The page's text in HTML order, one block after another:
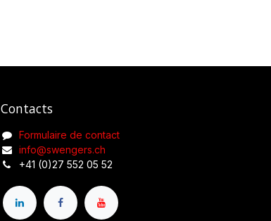
Contacts
Formulaire de contact
info@swengers.ch
+41 (0)27 552 05 52